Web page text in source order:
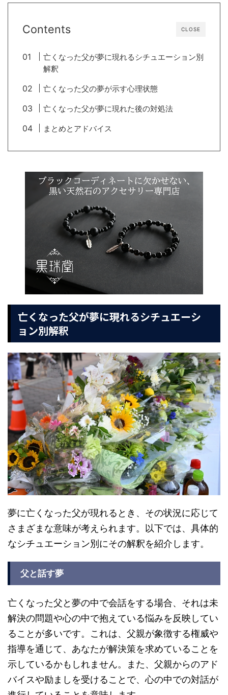
CLOSE
Contents
亡くなった父が夢に現れるシチュエーション別
解釈
亡くなった父の夢が示す心理状態
亡くなった父が夢に現れた後の対処法
まとめとアドバイス
亡くなった父が夢に現れるシチュエーシ
ョン別解釈
夢に亡くなった父が現れるとき、その状況に応じて
さまざまな意味が考えられます。以下では、具体的
なシチュエーション別にその解釈を紹介します。
父と話す夢
亡くなった父と夢の中で会話をする場合、それは未
解決の問題や心の中で抱えている悩みを反映してい
ることが多いです。これは、父親が象徴する権威や
指導を通じて、あなたが解決策を求めていることを
示しているかもしれません。また、父親からのアド
バイスや励ましを受けることで、心の中での対話が